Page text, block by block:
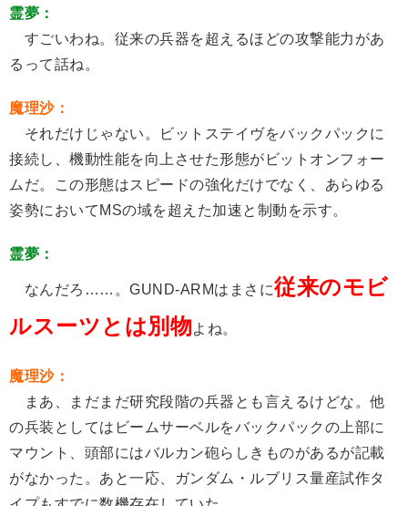
霊夢：
すごいわね。従来の兵器を超えるほどの攻撃能力があ
るって話ね。
魔理沙：
それだけじゃない。ビットステイヴをバックパックに
接続し、機動性能を向上させた形態がビットオンフォー
ムだ。この形態はスピードの強化だけでなく、あらゆる
姿勢においてMSの域を超えた加速と制動を示す。
霊夢：
なんだろ……。GUND-ARMはまさに従来のモビ
ルスーツとは別物よね。
魔理沙：
まあ、まだまだ研究段階の兵器とも言えるけどな。他
の兵装としてはビームサーベルをバックパックの上部に
マウント、頭部にはバルカン砲らしきものがあるが記載
がなかった。あと一応、ガンダム・ルブリス量産試作タ